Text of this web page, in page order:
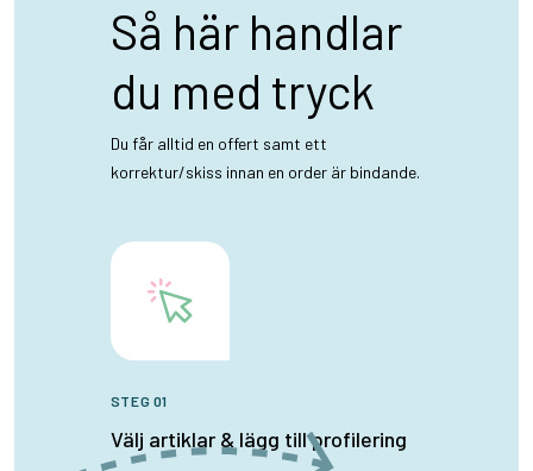
Så här handlar
du med tryck
Du får alltid en offert samt ett
korrektur/skiss innan en order är bindande.
STEG 01
Välj artiklar & lägg till profilering